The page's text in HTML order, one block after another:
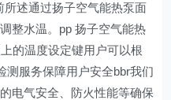
所述通过扬子空气能热泵面
整水温。pp 扬子空气能热
的温度设定键用户可以根
测服务保障用户安全bbr我们
电气安全、防火性能等确保